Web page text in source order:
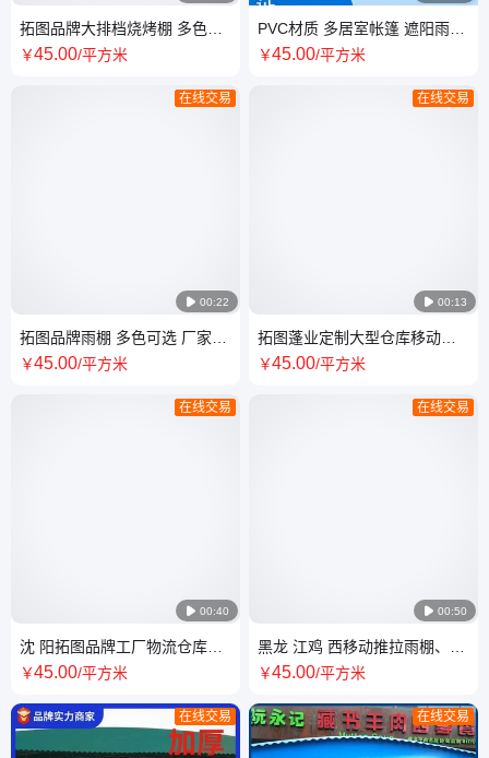
拓图品牌大排档烧烤棚 多色可
选遮阳帐篷 工厂店铺户外遮阳
￥45.00/平方米
 00:22
在线交易
拓图品牌雨棚 多色可选 厂家安
装 定制 遮阳 大空间 店铺工厂
￥45.00/平方米
 00:40
在线交易
沈 阳拓图品牌工厂物流仓库帐
篷移动推拉雨棚电动伸缩雨 棚
￥45.00/平方米
在线交易
PVC材质 多居室帐篷 遮阳雨棚
店铺工厂适用 空间大 加工定制
￥45.00/平方米
 00:13
在线交易
拓图蓬业定制大型仓库移动雨
棚推拉电动雨蓬发货安装
￥45.00/平方米
 00:50
在线交易
黑龙 江鸡 西移动推拉雨棚、推
拉电动活动雨 棚厂家 全国发货
￥45.00/平方米
在线交易